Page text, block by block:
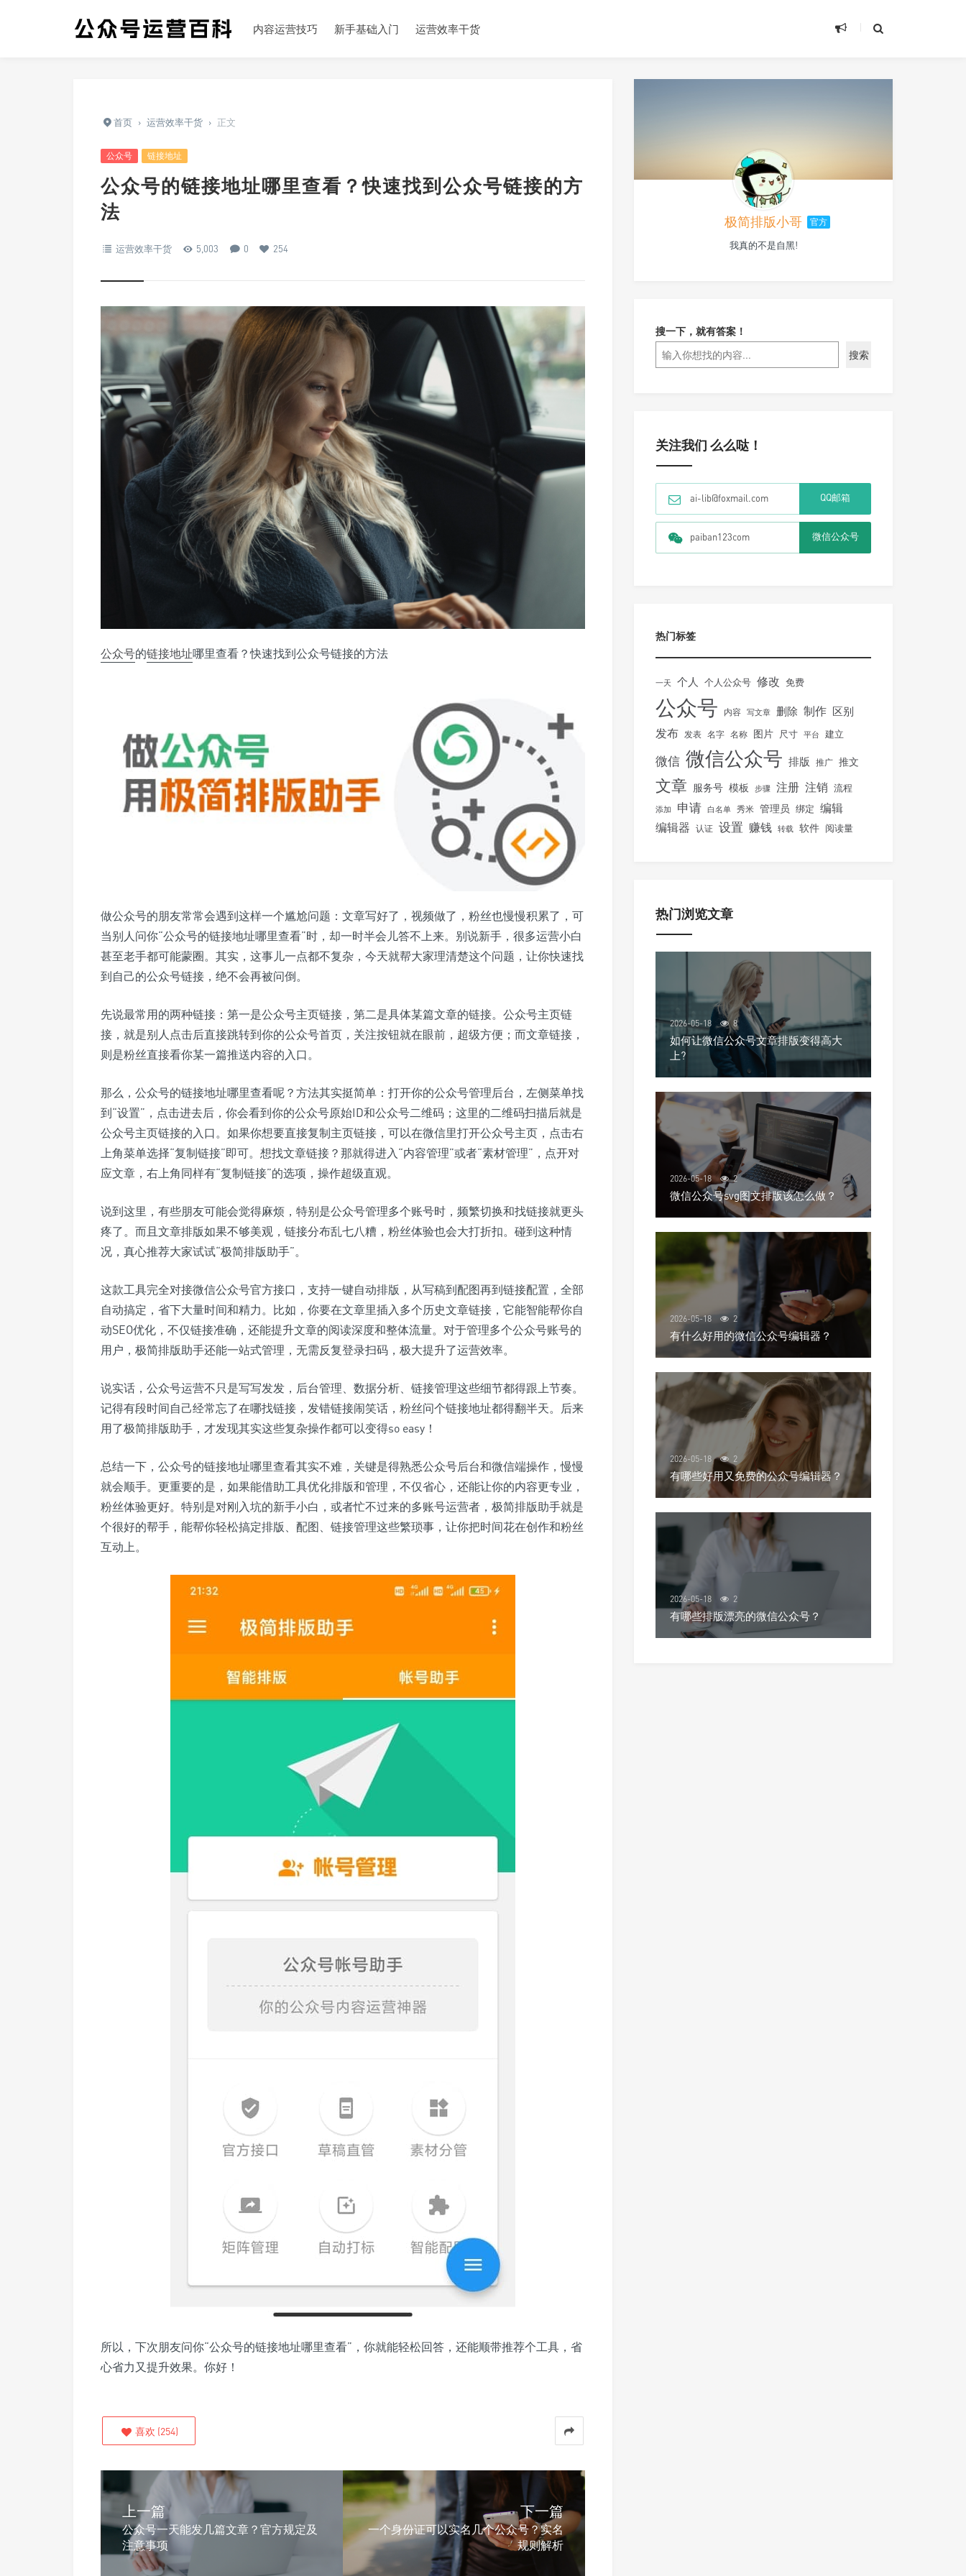
内容运营技巧 新手基础入门 运营效率干货
首页 › 运营效率干货 › 正文
公众号 链接地址
公众号的链接地址哪里查看？快速找到公众号链接的方
法
运营效率干货 5,003 0 254
公众号的链接地址哪里查看？快速找到公众号链接的方法
做公众号的朋友常常会遇到这样一个尴尬问题：文章写好了，视频做了，粉丝也慢慢积累了，可
当别人问你“公众号的链接地址哪里查看”时，却一时半会儿答不上来。别说新手，很多运营小白
甚至老手都可能蒙圈。其实，这事儿一点都不复杂，今天就帮大家理清楚这个问题，让你快速找
到自己的公众号链接，绝不会再被问倒。
先说最常用的两种链接：第一是公众号主页链接，第二是具体某篇文章的链接。公众号主页链
接，就是别人点击后直接跳转到你的公众号首页，关注按钮就在眼前，超级方便；而文章链接，
则是粉丝直接看你某一篇推送内容的入口。
那么，公众号的链接地址哪里查看呢？方法其实挺简单：打开你的公众号管理后台，左侧菜单找
到“设置”，点击进去后，你会看到你的公众号原始ID和公众号二维码；这里的二维码扫描后就是
公众号主页链接的入口。如果你想要直接复制主页链接，可以在微信里打开公众号主页，点击右
上角菜单选择“复制链接”即可。想找文章链接？那就得进入“内容管理”或者“素材管理”，点开对
应文章，右上角同样有“复制链接”的选项，操作超级直观。
说到这里，有些朋友可能会觉得麻烦，特别是公众号管理多个账号时，频繁切换和找链接就更头
疼了。而且文章排版如果不够美观，链接分布乱七八糟，粉丝体验也会大打折扣。碰到这种情
况，真心推荐大家试试“极简排版助手”。
这款工具完全对接微信公众号官方接口，支持一键自动排版，从写稿到配图再到链接配置，全部
自动搞定，省下大量时间和精力。比如，你要在文章里插入多个历史文章链接，它能智能帮你自
动SEO优化，不仅链接准确，还能提升文章的阅读深度和整体流量。对于管理多个公众号账号的
用户，极简排版助手还能一站式管理，无需反复登录扫码，极大提升了运营效率。
说实话，公众号运营不只是写写发发，后台管理、数据分析、链接管理这些细节都得跟上节奏。
记得有段时间自己经常忘了在哪找链接，发错链接闹笑话，粉丝问个链接地址都得翻半天。后来
用了极简排版助手，才发现其实这些复杂操作都可以变得so easy！
总结一下，公众号的链接地址哪里查看其实不难，关键是得熟悉公众号后台和微信端操作，慢慢
就会顺手。更重要的是，如果能借助工具优化排版和管理，不仅省心，还能让你的内容更专业，
粉丝体验更好。特别是对刚入坑的新手小白，或者忙不过来的多账号运营者，极简排版助手就是
个很好的帮手，能帮你轻松搞定排版、配图、链接管理这些繁琐事，让你把时间花在创作和粉丝
互动上。
所以，下次朋友问你“公众号的链接地址哪里查看”，你就能轻松回答，还能顺带推荐个工具，省
心省力又提升效果。你好！
喜欢 (254)
上一篇
公众号一天能发几篇文章？官方规定及
注意事项
下一篇
一个身份证可以实名几个公众号？实名
规则解析
极简排版小哥 官方
我真的不是自黑!
搜一下，就有答案！
搜索
关注我们 么么哒！
ai-lib@foxmail.com QQ邮箱
paiban123com 微信公众号
热门标签
一天 个人 个人公众号 修改 免费
公众号 内容 写文章 删除 制作 区别
发布 发表 名字 名称 图片 尺寸 平台 建立
微信 微信公众号 排版 推广 推文
文章 服务号 模板 步骤 注册 注销 流程
添加 申请 白名单 秀米 管理员 绑定 编辑
编辑器
认证 设置 赚钱 转载 软件 阅读量
热门浏览文章
2026-05-18 8
如何让微信公众号文章排版变得高大
上?
2026-05-18 2
微信公众号svg图文排版该怎么做？
2026-05-18 2
有什么好用的微信公众号编辑器？
2026-05-18 2
有哪些好用又免费的公众号编辑器？
2026-05-18 2
有哪些排版漂亮的微信公众号？